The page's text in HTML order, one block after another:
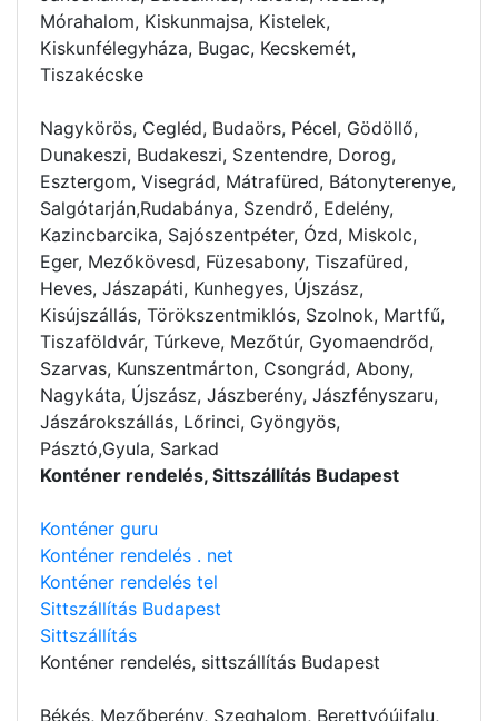
Mórahalom, Kiskunmajsa, Kistelek,
Kiskunfélegyháza, Bugac, Kecskemét,
Tiszakécske
Nagykörös, Cegléd, Budaörs, Pécel, Gödöllő,
Dunakeszi, Budakeszi, Szentendre, Dorog,
Esztergom, Visegrád, Mátrafüred, Bátonyterenye,
Salgótarján,Rudabánya, Szendrő, Edelény,
Kazincbarcika, Sajószentpéter, Ózd, Miskolc,
Eger, Mezőkövesd, Füzesabony, Tiszafüred,
Heves, Jászapáti, Kunhegyes, Újszász,
Kisújszállás, Törökszentmiklós, Szolnok, Martfű,
Tiszaföldvár, Túrkeve, Mezőtúr, Gyomaendrőd,
Szarvas, Kunszentmárton, Csongrád, Abony,
Nagykáta, Újszász, Jászberény, Jászfényszaru,
Jászárokszállás, Lőrinci, Gyöngyös,
Pásztó,Gyula, Sarkad
Konténer rendelés, Sittszállítás Budapest
Konténer guru
Konténer rendelés . net
Konténer rendelés tel
Sittszállítás Budapest
Sittszállítás
Konténer rendelés, sittszállítás Budapest
Békés, Mezőberény, Szeghalom, Berettyóújfalu,